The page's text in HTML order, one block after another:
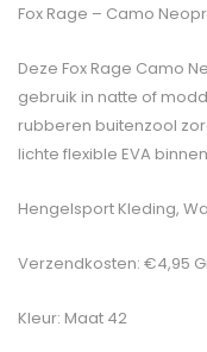
Fox Rage – Camo
Deze Fox Rage Camo
gebruik in natte of
rubberen buitenzool
lichte flexible EVA
Hengelsport Kleding,
Verzendkosten: €4,95
Kleur: Maat 42